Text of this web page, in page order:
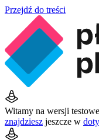
Przejdź do treści
Witamy na wersji
znajdziesz jeszcze w